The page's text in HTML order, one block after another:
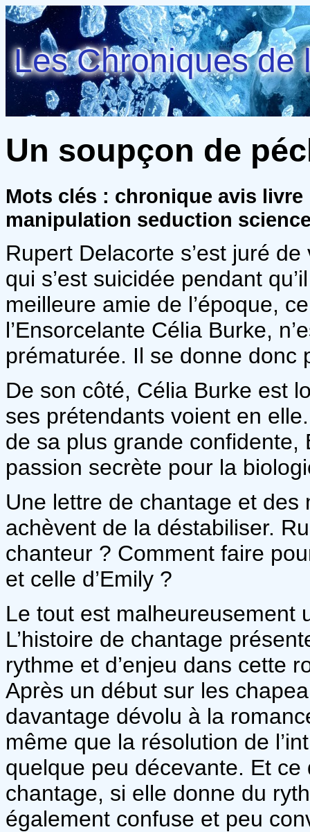
Les Chroniques de
Un soupçon de
Mots clés : chronique avis
manipulation seduction
Rupert Delacorte s’est juré
qui s’est suicidée pendant
meilleure amie de l’époque,
l’Ensorcelante Célia Burke,
prématurée. Il se donne
De son côté, Célia Burke est
ses prétendants voient en
de sa plus grande
passion secrète pour la
Une lettre de chantage et des
achèvent de la déstabiliser.
chanteur ? Comment faire
et celle d’Emily ?
Le tout est malheureusement
L’histoire de chantage
rythme et d’enjeu dans cette
Après un début sur les
davantage dévolu à la
même que la résolution de
quelque peu décevante. Et
chantage, si elle donne du
également confuse et peu